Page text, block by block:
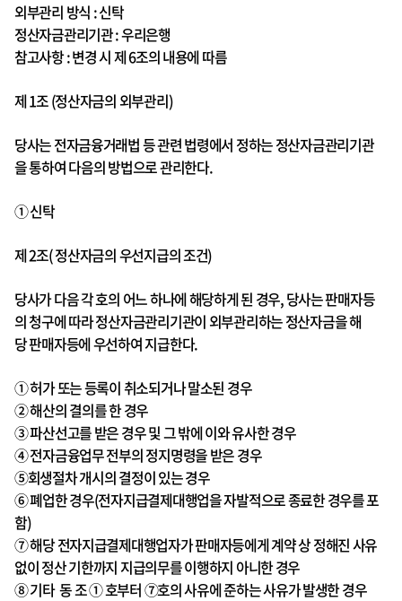
외부관리 방식 : 신탁
정산자금관리기관 : 우리은행
참고사항 : 변경 시 제 6조의 내용에 따름
제 1조 (정산자금의 외부관리)
당사는 전자금융거래법 등 관련 법령에서 정하는 정산자금관리기관
을 통하여 다음의 방법으로 관리한다.
① 신탁
제 2조( 정산자금의 우선지급의 조건)
당사가 다음 각 호의 어느 하나에 해당하게 된 경우, 당사는 판매자등
의 청구에 따라 정산자금관리기관이 외부관리하는 정산자금을 해
당 판매자등에 우선하여 지급한다.
① 허가 또는 등록이 취소되거나 말소된 경우
② 해산의 결의를 한 경우
③ 파산선고를 받은 경우 및 그 밖에 이와 유사한 경우
④ 전자금융업무 전부의 정지명령을 받은 경우
⑤회생절차 개시의 결정이 있는 경우
⑥ 폐업한 경우(전자지급결제대행업을 자발적으로 종료한 경우를 포
함)
⑦ 해당 전자지급결제대행업자가 판매자등에게 계약 상 정해진 사유
없이 정산 기한까지 지급의무를 이행하지 아니한 경우
⑧ 기타 동 조 ① 호부터⑦호의 사유에 준하는 사유가 발생한 경우